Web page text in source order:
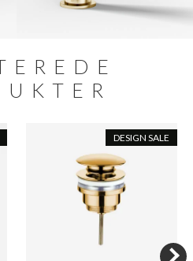
DESIGN SALE